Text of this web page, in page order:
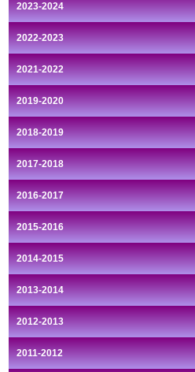
2023-2024
2022-2023
2021-2022
2019-2020
2018-2019
2017-2018
2016-2017
2015-2016
2014-2015
2013-2014
2012-2013
2011-2012